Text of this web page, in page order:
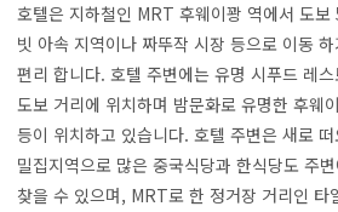
호텔은 지하철인 MRT 후웨이꽝 역에서 도
빗 아속 지역이나 짜뚜작 시장 등으로 이동
편리 합니다. 호텔 주변에는 유명 시푸드 레
도보 거리에 위치하며 밤문화로 유명한 후웨
등이 위치하고 있습니다. 호텔 주변은 새로
밀집지역으로 많은 중국식당과 한식당도 주
찾을 수 있으며, MRT로 한 정거장 거리인 타